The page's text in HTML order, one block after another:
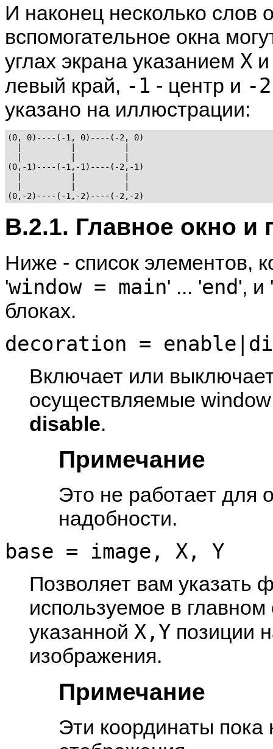
И наконец несколько слов
вспомогательное окна
углах экрана указанием X
левый край, -1 - центр и -2
указано на иллюстрации:
(0, 0)----(-1, 0)----(-2, 0)
(0,-1)----(-1,-1)----(-2,-1)
B.2.1. Главное окно и
Ниже - список элементов,
'window = main' ... 'end', и '
блоках.
decoration =
Включает или
осуществляемые
disable.
Примечание
Это не работает для
надобности.
base = image, X, Y
Позволяет вам указать
используемое в
указанной X,Y позиции
изображения.
Примечание
Эти координаты